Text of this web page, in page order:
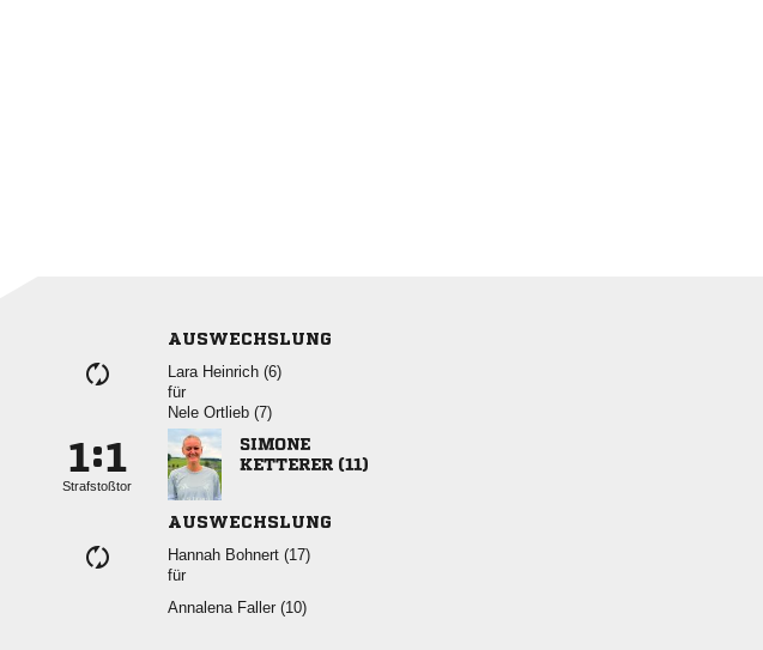
AUSWECHSLUNG
  
für
  
:
Strafstoßtor

 
AUSWECHSLUNG
  
für
  